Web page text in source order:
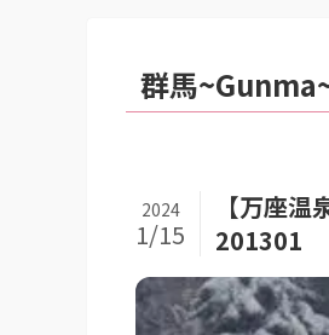
群馬
【万座
201301
2024
1/15